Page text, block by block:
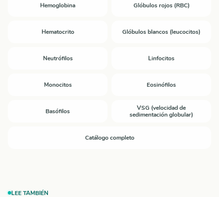
Hemoglobina Glóbulos rojos (RBC)
Hematocrito Glóbulos blancos (leucocitos)
Neutrófilos Linfocitos
Monocitos Eosinófilos
Basófilos
VSG (velocidad de
sedimentación globular)
Catálogo completo
LEE TAMBIÉN